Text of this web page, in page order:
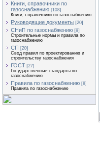
Книги, справочники по
газоснабжению [108]
Книги, справочники по газоснабжению
Руководящие документы [20]
СНиП по газоснабжению [9]
Строительные нормы и правила по
газоснабжению
СП [20]
Свод правил по проектированию и
строительству газоснабжения
ГОСТ [27]
Государственные стандарты по
газоснабжению
Правила по газоснабжению [8]
Правила по газоснабжению